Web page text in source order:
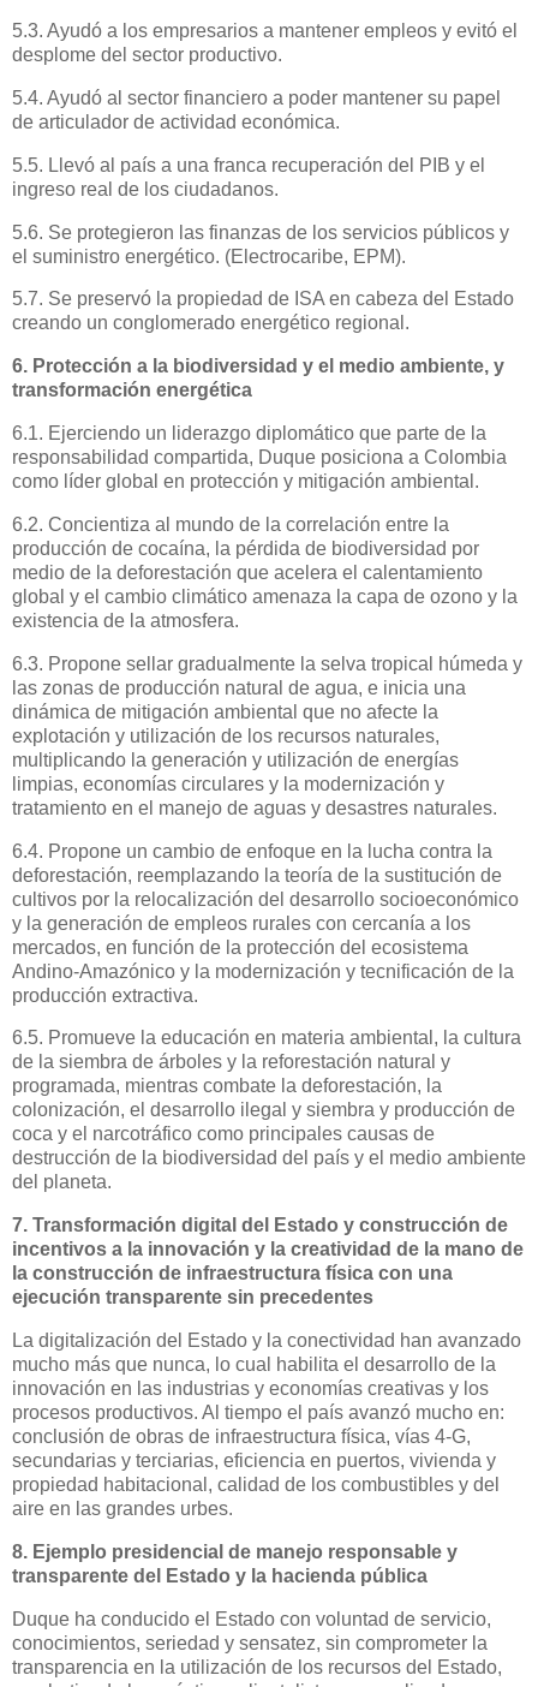
5.3. Ayudó a los empresarios a mantener empleos y evitó el
desplome del sector productivo.
5.4. Ayudó al sector financiero a poder mantener su papel
de articulador de actividad económica.
5.5. Llevó al país a una franca recuperación del PIB y el
ingreso real de los ciudadanos.
5.6. Se protegieron las finanzas de los servicios públicos y
el suministro energético. (Electrocaribe, EPM).
5.7. Se preservó la propiedad de ISA en cabeza del Estado
creando un conglomerado energético regional.
6. Protección a la biodiversidad y el medio ambiente, y
transformación energética
6.1. Ejerciendo un liderazgo diplomático que parte de la
responsabilidad compartida, Duque posiciona a Colombia
como líder global en protección y mitigación ambiental.
6.2. Concientiza al mundo de la correlación entre la
producción de cocaína, la pérdida de biodiversidad por
medio de la deforestación que acelera el calentamiento
global y el cambio climático amenaza la capa de ozono y la
existencia de la atmosfera.
6.3. Propone sellar gradualmente la selva tropical húmeda y
las zonas de producción natural de agua, e inicia una
dinámica de mitigación ambiental que no afecte la
explotación y utilización de los recursos naturales,
multiplicando la generación y utilización de energías
limpias, economías circulares y la modernización y
tratamiento en el manejo de aguas y desastres naturales.
6.4. Propone un cambio de enfoque en la lucha contra la
deforestación, reemplazando la teoría de la sustitución de
cultivos por la relocalización del desarrollo socioeconómico
y la generación de empleos rurales con cercanía a los
mercados, en función de la protección del ecosistema
Andino-Amazónico y la modernización y tecnificación de la
producción extractiva.
6.5. Promueve la educación en materia ambiental, la cultura
de la siembra de árboles y la reforestación natural y
programada, mientras combate la deforestación, la
colonización, el desarrollo ilegal y siembra y producción de
coca y el narcotráfico como principales causas de
destrucción de la biodiversidad del país y el medio ambiente
del planeta.
7. Transformación digital del Estado y construcción de
incentivos a la innovación y la creatividad de la mano de
la construcción de infraestructura física con una
ejecución transparente sin precedentes
La digitalización del Estado y la conectividad han avanzado
mucho más que nunca, lo cual habilita el desarrollo de la
innovación en las industrias y economías creativas y los
procesos productivos. Al tiempo el país avanzó mucho en:
conclusión de obras de infraestructura física, vías 4-G,
secundarias y terciarias, eficiencia en puertos, vivienda y
propiedad habitacional, calidad de los combustibles y del
aire en las grandes urbes.
8. Ejemplo presidencial de manejo responsable y
transparente del Estado y la hacienda pública
Duque ha conducido el Estado con voluntad de servicio,
conocimientos, seriedad y sensatez, sin comprometer la
transparencia en la utilización de los recursos del Estado,